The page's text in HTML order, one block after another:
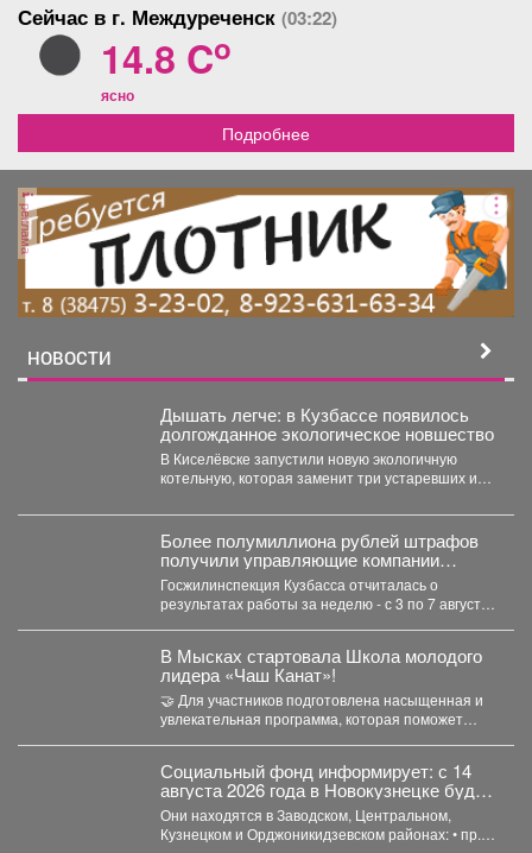
Сейчас в г. Междуреченск (03:22)
14.8 Co
ясно
Подробнее
реклама
НОВОСТИ
Дышать легче: в Кузбассе появилось
долгожданное экологическое новшество
В Киселёвске запустили новую экологичную
котельную, которая заменит три устаревших и
Более полумиллиона рублей штрафов
получили управляющие компании
Кузбасса
Госжилинспекция Кузбасса отчиталась о
результатах работы за неделю - с 3 по 7 августа.
В Мысках стартовала Школа молодого
лидера «Чаш Канат»!
🤝 Для участников подготовлена насыщенная и
увлекательная программа, которая поможет
Социальный фонд информирует: с 14
августа 2026 года в Новокузнецке будут
работать пять клиентских служб, куда
можно обратиться за услугами или
консультацией.
Они находятся в Заводском, Центральном,
Кузнецком и Орджоникидзевском районах: • пр.